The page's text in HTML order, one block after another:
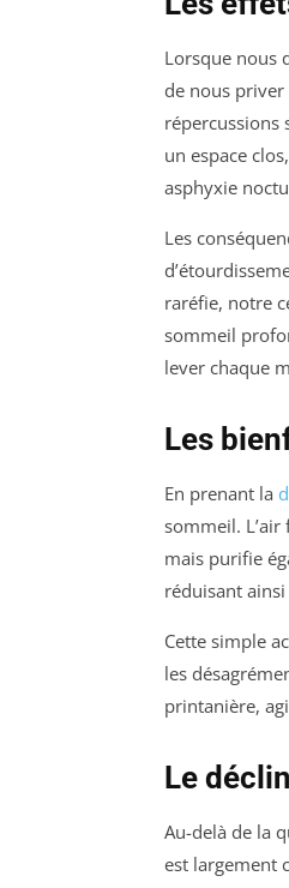
Lorsque nous
de nous priver
répercussions
un espace
asphyxie
Les
raréfie, notre
sommeil
lever chaque
Les
En prenant la
sommeil.
mais purifie
réduisant
Cette simple
les
printanière,
Le
Au-delà de la
est largement